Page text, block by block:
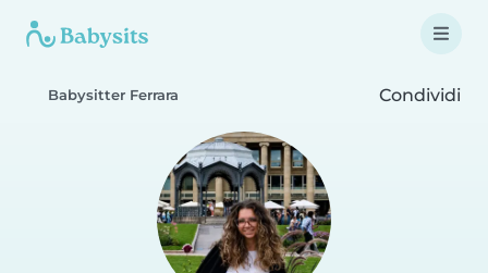
Babysitter Ferrara Condividi